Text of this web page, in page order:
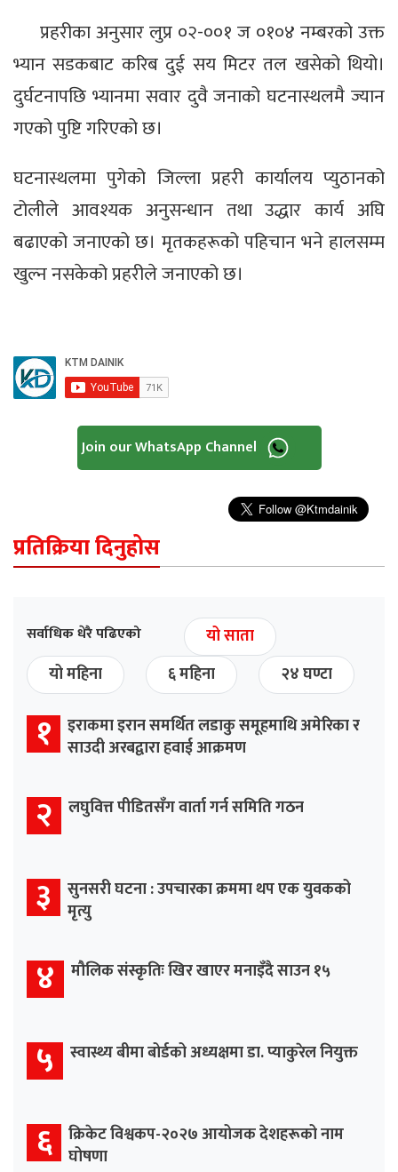
प्रहरीका अनुसार लुप्र ०२-००१ ज ०१०४ नम्बरको उक्त
भ्यान सडकबाट करिब दुई सय मिटर तल खसेको थियो।
दुर्घटनापछि भ्यानमा सवार दुवै जनाको घटनास्थलमै ज्यान
गएको पुष्टि गरिएको छ।
घटनास्थलमा पुगेको जिल्ला प्रहरी कार्यालय प्युठानको
टोलीले आवश्यक अनुसन्धान तथा उद्धार कार्य अघि
बढाएको जनाएको छ। मृतकहरूको पहिचान भने हालसम्म
खुल्न नसकेको प्रहरीले जनाएको छ।
Join our WhatsApp Channel
प्रतिक्रिया दिनुहोस
सर्वाधिक धेरै पढिएको
यो साता
यो महिना
६ महिना २४ घण्टा
१ इराकमा इरान समर्थित लडाकु समूहमाथि अमेरिका र
साउदी अरबद्वारा हवाई आक्रमण
२ लघुवित्त पीडितसँग वार्ता गर्न समिति गठन
३ सुनसरी घटना : उपचारका क्रममा थप एक युवकको
मृत्यु
४ मौलिक संस्कृतिः खिर खाएर मनाइँदै साउन १५
५ स्वास्थ्य बीमा बोर्डको अध्यक्षमा डा. प्याकुरेल नियुक्त
६ क्रिकेट विश्वकप-२०२७ आयोजक देशहरूको नाम
घोषणा